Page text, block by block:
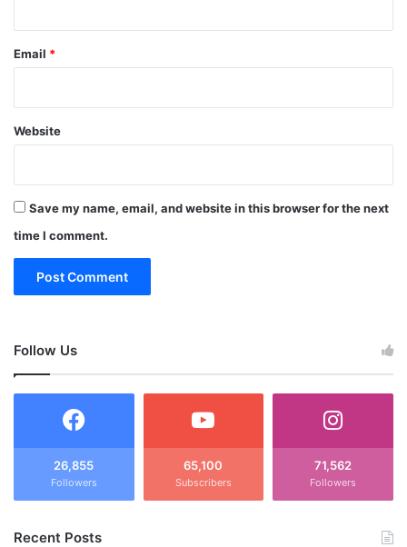
Email *
Website
Save my name, email, and website in this browser for the next
time I comment.
Follow Us
26,855
Followers
65,100
Subscribers
71,562
Followers
Recent Posts